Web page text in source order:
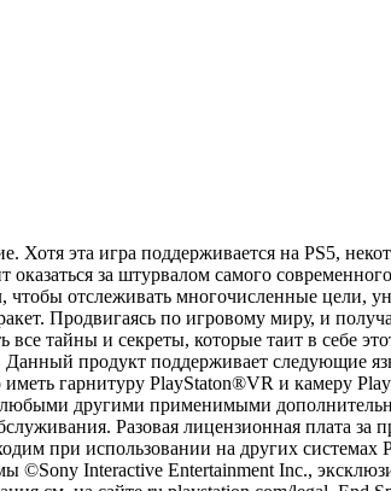
Хотя эта игра поддерживается на PS5,
за штурвалом самого
отслеживать многочисленные цели,
Продвигаясь по игровому миру, и
тайны и секреты, которые таит в себе
Данный продукт поддерживает
гарнитуру PlayStaton®VR и камеру
любыми другими применимыми
Разовая лицензионная плата за
при использовании на других системах
©Sony Interactive Entertainment Inc.,